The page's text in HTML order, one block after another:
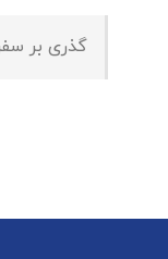
گذری بر